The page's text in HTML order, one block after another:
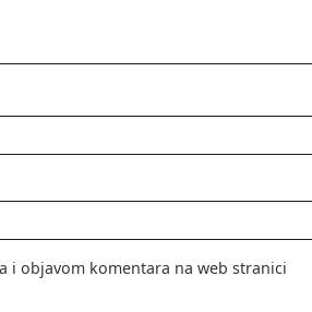
leće
i objavom komentara na web stranici